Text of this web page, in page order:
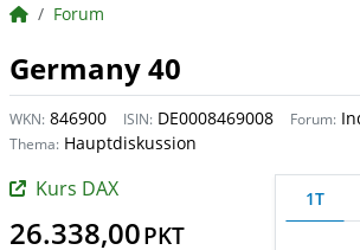
BörsenNEWS.de
Forum
Germany 40
WKN: 846900 ISIN: DE0008469008 Forum:
Thema: Hauptdiskussion
Kurs DAX
26.338,00PKT
1T